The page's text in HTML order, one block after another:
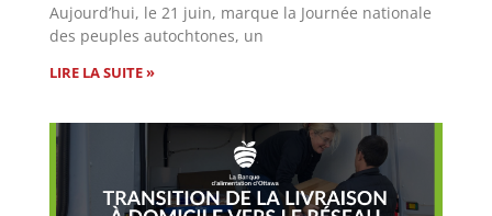
Aujourd’hui, le 21 juin, marque la Journée nationale
des peuples autochtones, un
LIRE LA SUITE »